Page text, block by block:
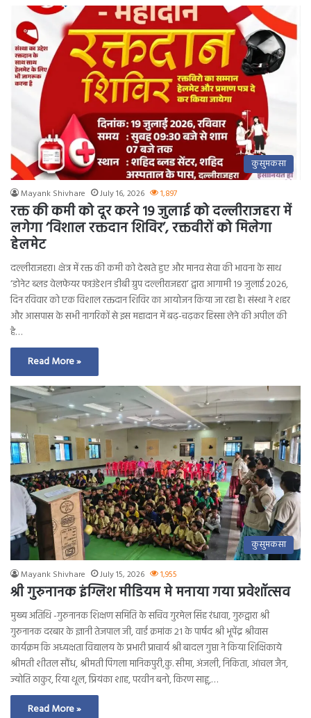
कुसुमकसा
Mayank Shivhare July 16, 2026 1,897
रक्त की कमी को दूर करने 19 जुलाई को दल्लीराजहरा में
लगेगा ‘विशाल रक्तदान शिविर’, रक्तवीरों को मिलेगा
हेलमेट
दल्लीराजहरा। क्षेत्र में रक्त की कमी को देखते हुए और मानव सेवा की भावना के साथ
‘डोनेट ब्लड वेलफेयर फाउंडेशन डीबी ग्रुप दल्लीराजहरा’ द्वारा आगामी 19 जुलाई 2026,
दिन रविवार को एक विशाल रक्तदान शिविर का आयोजन किया जा रहा है। संस्था ने शहर
और आसपास के सभी नागरिकों से इस महादान में बढ़-चढ़कर हिस्सा लेने की अपील की
है…
Read More »
कुसुमकसा
Mayank Shivhare July 15, 2026 1,955
श्री गुरुनानक इंग्लिश मीडियम मे मनाया गया प्रवेशॉत्सव
मुख्य अतिथि -गुरुनानक शिक्षण समिति के सचिव गुरमेल सिंह रंधावा, गुरुद्वारा श्री
गुरुनानक दरबार के ज्ञानी तेजपाल जी, वार्ड क्रमांक 21 के पार्षद श्री भूपेंद्र श्रीवास
कार्यक्रम कि अध्यक्षता विद्यालय के प्रभारी प्राचार्य श्री बादल गुप्ता ने किया शिक्षिकाये
श्रीमती शीतल सौंध, श्रीमती पिंगला मानिकपुरी,कु. सीमा, अंजली, निकिता, आंचल जैन,
ज्योति ठाकुर, रिया थूल, प्रियंका शाह, परवीन बनो, किरण साहू,…
Read More »